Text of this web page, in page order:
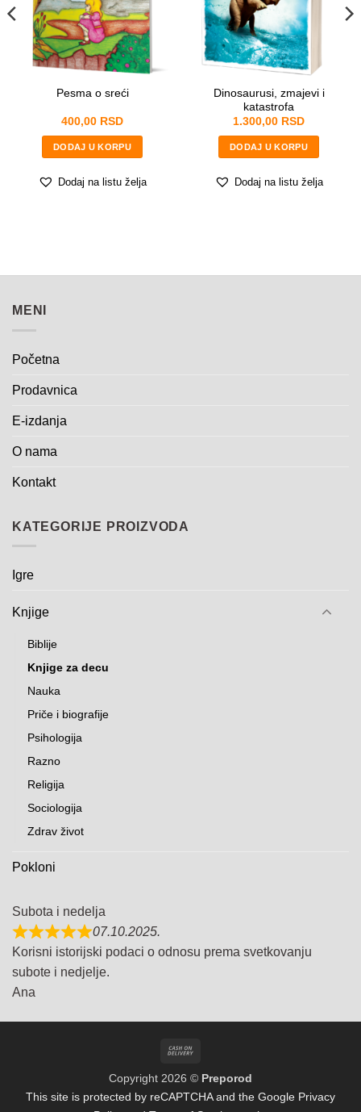
P
i
t
a
n
Pesma o sreći
400,00 RSD
DODAJ U KORPU
Dodaj na listu želja
Dinosaurusi, zmajevi i
katastrofa
1.300,00 RSD
DODAJ U KORPU
Dodaj na listu želja
MENI
Početna
Prodavnica
E-izdanja
O nama
Kontakt
KATEGORIJE PROIZVODA
Igre
Knjige
Biblije
Knjige za decu
Nauka
Priče i biografije
Psihologija
Razno
Religija
Sociologija
Zdrav život
Pokloni
Subota i nedelja
07.10.2025.
Korisni istorijski podaci o odnosu prema svetkovanju
subote i nedjelje.
Ana
Delivery
Copyright 2026 © Preporod
This site is protected by reCAPTCHA and the Google Privacy